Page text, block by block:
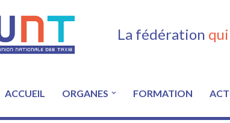
La fédération
ACCUEIL ORGANES FORMATION